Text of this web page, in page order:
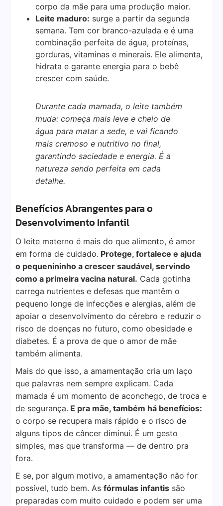
corpo da mãe para uma produção maior.
Leite maduro: surge a partir da segunda
semana. Tem cor branco-azulada e é uma
combinação perfeita de água, proteínas,
gorduras, vitaminas e minerais. Ele alimenta,
hidrata e garante energia para o bebê
crescer com saúde.
Durante cada mamada, o leite também
muda: começa mais leve e cheio de
água para matar a sede, e vai ficando
mais cremoso e nutritivo no final,
garantindo saciedade e energia. É a
natureza sendo perfeita em cada
detalhe.
Benefícios Abrangentes para o
Desenvolvimento Infantil
O leite materno é mais do que alimento, é amor
em forma de cuidado. Protege, fortalece e ajuda
o pequenininho a crescer saudável, servindo
como a primeira vacina natural. Cada gotinha
carrega nutrientes e defesas que mantêm o
pequeno longe de infecções e alergias, além de
apoiar o desenvolvimento do cérebro e reduzir o
risco de doenças no futuro, como obesidade e
diabetes. É a prova de que o amor de mãe
também alimenta.
Mais do que isso, a amamentação cria um laço
que palavras nem sempre explicam. Cada
mamada é um momento de aconchego, de troca e
de segurança. E pra mãe, também há benefícios:
o corpo se recupera mais rápido e o risco de
alguns tipos de câncer diminui. É um gesto
simples, mas que transforma — de dentro pra
fora.
E se, por algum motivo, a amamentação não for
possível, tudo bem. As fórmulas infantis são
preparadas com muito cuidado e podem ser uma